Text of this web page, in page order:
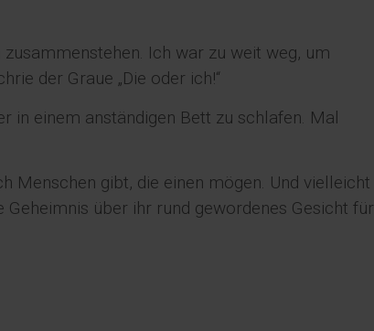
Ich war zu weit weg, um
der Graue „Die oder ich!“
in einem anständigen Bett zu schlafen. Mal
Menschen gibt, die einen mögen. Und vielleicht
über ihr rund gewordenes Gesicht für